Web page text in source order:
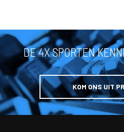
DE 4X SPORTEN
KOM ONS UIT